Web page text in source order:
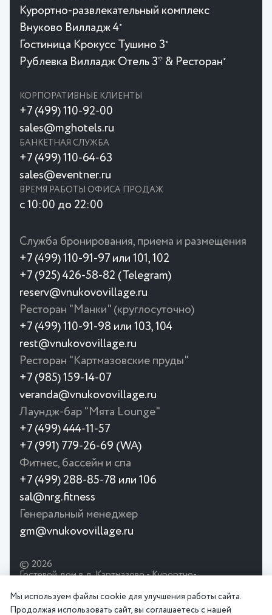
Курортно-развлекательный комплекс
Внуково Вилладж 4★
Гостиница Крокусc Тушино 3★
Рублевка Вилладж Отель 3* & Ресторан★
КОРПОРАТИВНЫЕ КЛИЕНТЫ
+7 (499) 110-92-00
sales@mghotels.ru
БАНКЕТНАЯ СЛУЖБА
+7 (499) 110-64-63
sales@eventner.ru
ВРЕМЯ РАБОТЫ ОФИСА ПРОДАЖ
с 10:00 до 22:00
Служба бронирования, приема и размещения
+7 (499) 110-91-97 или 101, 102
+7 (925) 426-58-82 (Telegram)
reserv@vnukovovillage.ru
Ресторан "Манки" (круглосуточно)
+7 (499) 110-91-98 или 103, 104
rest@vnukovovillage.ru
Ресторан "Картмазовские пруды"
+7 (985) 159-14-07
veranda@vnukovovillage.ru
Лаундж-бар "Мята Lounge"
+7 (499) 444-11-57
+7 (991) 779-26-69 (WA)
Фитнес, бассейн и спа
+7 (499) 288-85-78 или 106
sal@nrg.fitness
Генеральный менеджер
gm@vnukovovillage.ru
© 2026
Гостевой дом в д. Картмазово - Курортно-
Официальный сайт. Отдых в Подмосковье с детьми.
Мы используем файлы cookie для улучшения работы сайта.
Продолжая использовать сайт, вы соглашаетесь с нашей